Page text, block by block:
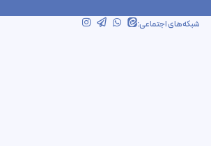
شبکه‌های اجتماعی: